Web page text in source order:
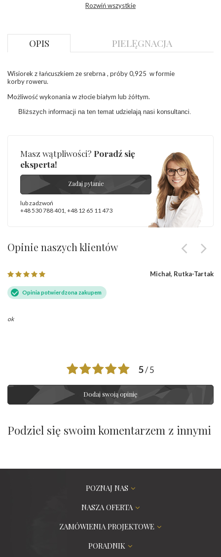
Do wyboru: 42 / 45 / 50 cm
Producent
odpowiedzialny
WĘC-Twój Jubiler S.C. Artur Węc, Małgorzata
679-25-92-107; sklep@wec.com.pl
- rodzaj
,Elementy w wyrobie wykonane z białego złota
Rozwiń wszystkie
OPIS PIELĘGNACJA
Wisiorek z łańcuszkiem ze srebrna , próby 0,925 w formie
korby roweru.
Możliwość wykonania w złocie białym lub żółtym.
Bliższych informacji na ten temat udzielają nasi konsultanci.
Masz wątpliwości? Poradź się
eksperta!
Zadaj pytanie
lub zadzwoń
+48 530 788 401, +48 12 65 11 473
Opinie naszych klientów
Michał, Rutka-Tartak
Opinia potwierdzona zakupem
ok
5/ 5
Dodaj swoją opinię
Podziel się swoim komentarzem z innymi
POZNAJ NAS
NASZA OFERTA
ZAMÓWIENIA PROJEKTOWE
PORADNIK